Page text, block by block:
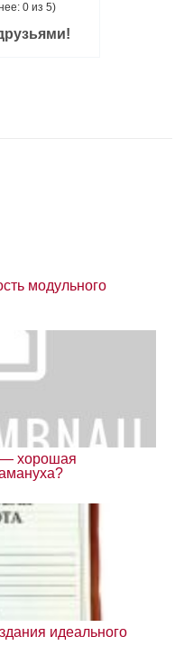
0 из 5)
модульного
— хорошая
идеального